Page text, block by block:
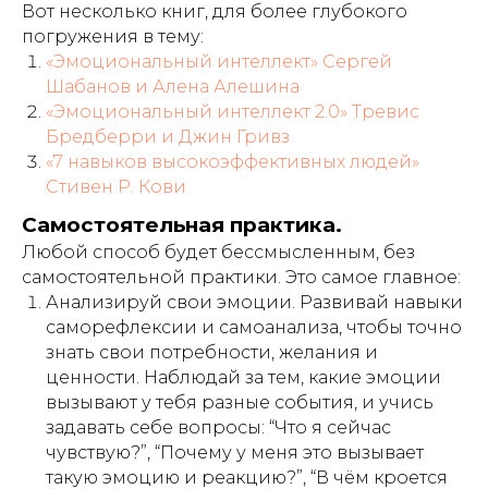
Вот несколько книг, для более глубокого
погружения в тему:
«Эмоциональный интеллект» Сергей
Шабанов и Алена Алешина
«Эмоциональный интеллект 2.0» Тревис
Бредберри и Джин Гривз
«7 навыков высокоэффективных людей»
Стивен Р. Кови
Самостоятельная практика.
Любой способ будет бессмысленным, без
самостоятельной практики. Это самое главное:
Анализируй свои эмоции. Развивай навыки
саморефлексии и самоанализа, чтобы точно
знать свои потребности, желания и
ценности. Наблюдай за тем, какие эмоции
вызывают у тебя разные события, и учись
задавать себе вопросы: “Что я сейчас
чувствую?”, “Почему у меня это вызывает
такую эмоцию и реакцию?”, “В чём кроется
Мы в социальных сетях: